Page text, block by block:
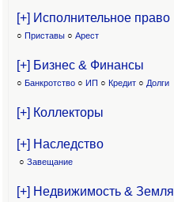
[+] Исполнительное право
○ Приставы ○ Арест
[+] Бизнес & Финансы
○ Банкротство ○ ИП ○ Кредит ○ Долги
[+] Коллекторы
[+] Наследство
○ Завещание
[+] Недвижимость & Земля